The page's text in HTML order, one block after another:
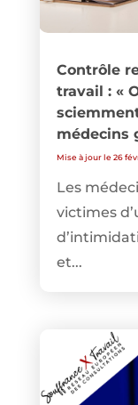
Contrôle
travail : «
médecins
Mise à jour le 26
Les
victimes
et...